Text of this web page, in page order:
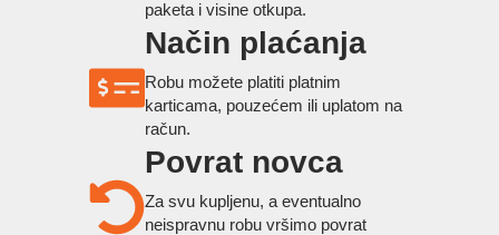
paketa i visine otkupa.
Način plaćanja
Robu možete platiti platnim
karticama, pouzećem ili uplatom na
račun.
Povrat novca
Za svu kupljenu, a eventualno
neispravnu robu vršimo povrat